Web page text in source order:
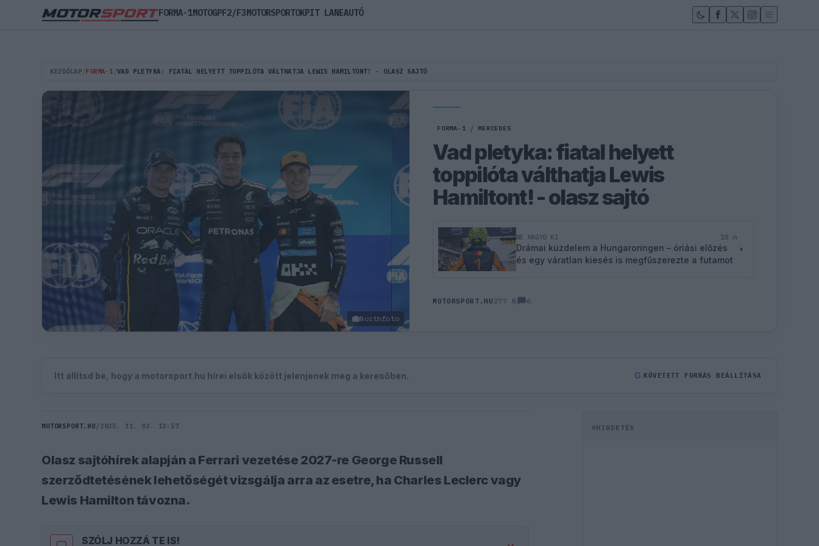
KEZDŐLAP FORMA-1 VAD PLETYKA: FIATAL HELYETT TOPPILÓTA VÁLTHATJA LEWIS HAMILTONT! - OLASZ SAJTÓ
Northfoto
FORMA-1 / MERCEDES
Vad pletyka: fiatal helyett
toppilóta válthatja Lewis
Hamiltont! - olasz sajtó
NE HAGYD KI 10 n
Drámai küzdelem a Hungaroringen – óriási előzés
és egy váratlan kiesés is megfűszerezte a futamot
MOTORSPORT.HU 277 N 6
Itt állítsd be, hogy a motorsport.hu hírei elsők között jelenjenek meg a keresőben. G KÖVETETT FORRÁS BEÁLLÍTÁSA
MOTORSPORT.HU / 2025. 11. 02. 13:57
Olasz sajtóhírek alapján a Ferrari vezetése 2027-re George Russell
szerződtetésének lehetőségét vizsgálja arra az esetre, ha Charles Leclerc vagy
Lewis Hamilton távozna.
SZÓLJ HOZZÁ TE IS!
HIRDETÉS
FORMA-1MOTOGPF2/F3MOTORSPORTOKPIT LANEAUTÓ